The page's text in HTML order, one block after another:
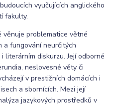
vyučujících anglického
fakulty.
věnuje problematice větné
a fungování neurčitých
literárním diskurzu. Její odborné
neslovesné věty či
v prestižních domácích i
a sbornících. Mezi její
jazykových prostředků v